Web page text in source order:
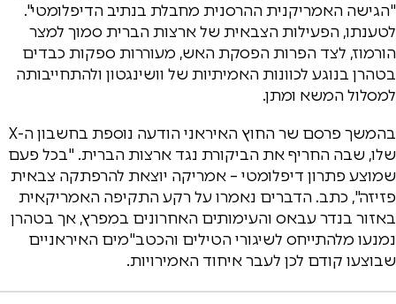
"הגישה האמריקנית ההרסנית מחבלת בנתיב הדיפלומטי".
לטענתו, הפעילות הצבאית של ארצות הברית סמוך למצר
הורמוז, לצד הפרות הפסקת האש, מעוררות ספקות כבדים
בטהרן בנוגע לכוונות האמיתיות של וושינגטון ולהתחייבותה
למסלול המשא ומתן.
בהמשך פרסם שר החוץ האיראני הודעה נוספת בחשבון ה-X
שלו, שבה החריף את הביקורת נגד ארצות הברית. "בכל פעם
שמוצע פתרון דיפלומטי – אמריקה יוצאת להרפתקה צבאית
פזיזה", כתב. הדברים נאמרו על רקע התקיפה האמריקאית
באזור בנדר עבאס והעימותים האחרונים במפרץ, אך בטהרן
נמנעו מלהתייחס לשיגורי הטילים והכטב"מים האיראניים
שבוצעו קודם לכן לעבר איחוד האמירויות.